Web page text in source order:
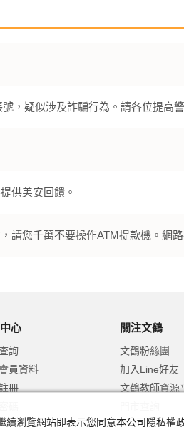
，疑似涉及詐騙行為。請各位提高
供美安回饋。
請您千萬不要操作ATM提款機。網
心
詢
員資料
冊
關注文鶴
文鶴粉絲團
加入Line好友
文鶴教師資源
瀏覽網站即表示您同意本公司隱私權